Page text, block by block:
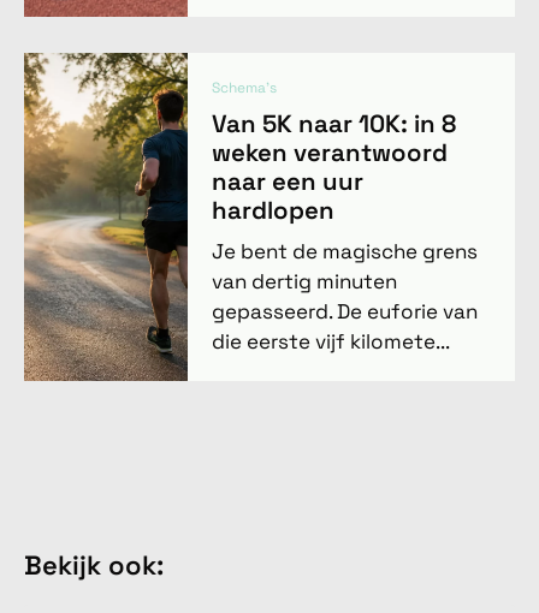
Schema's
Van 5K naar 10K: in 8
weken verantwoord
naar een uur
hardlopen
Je bent de magische grens
van dertig minuten
gepasseerd. De euforie van
die eerste vijf kilomete...
Bekijk ook: